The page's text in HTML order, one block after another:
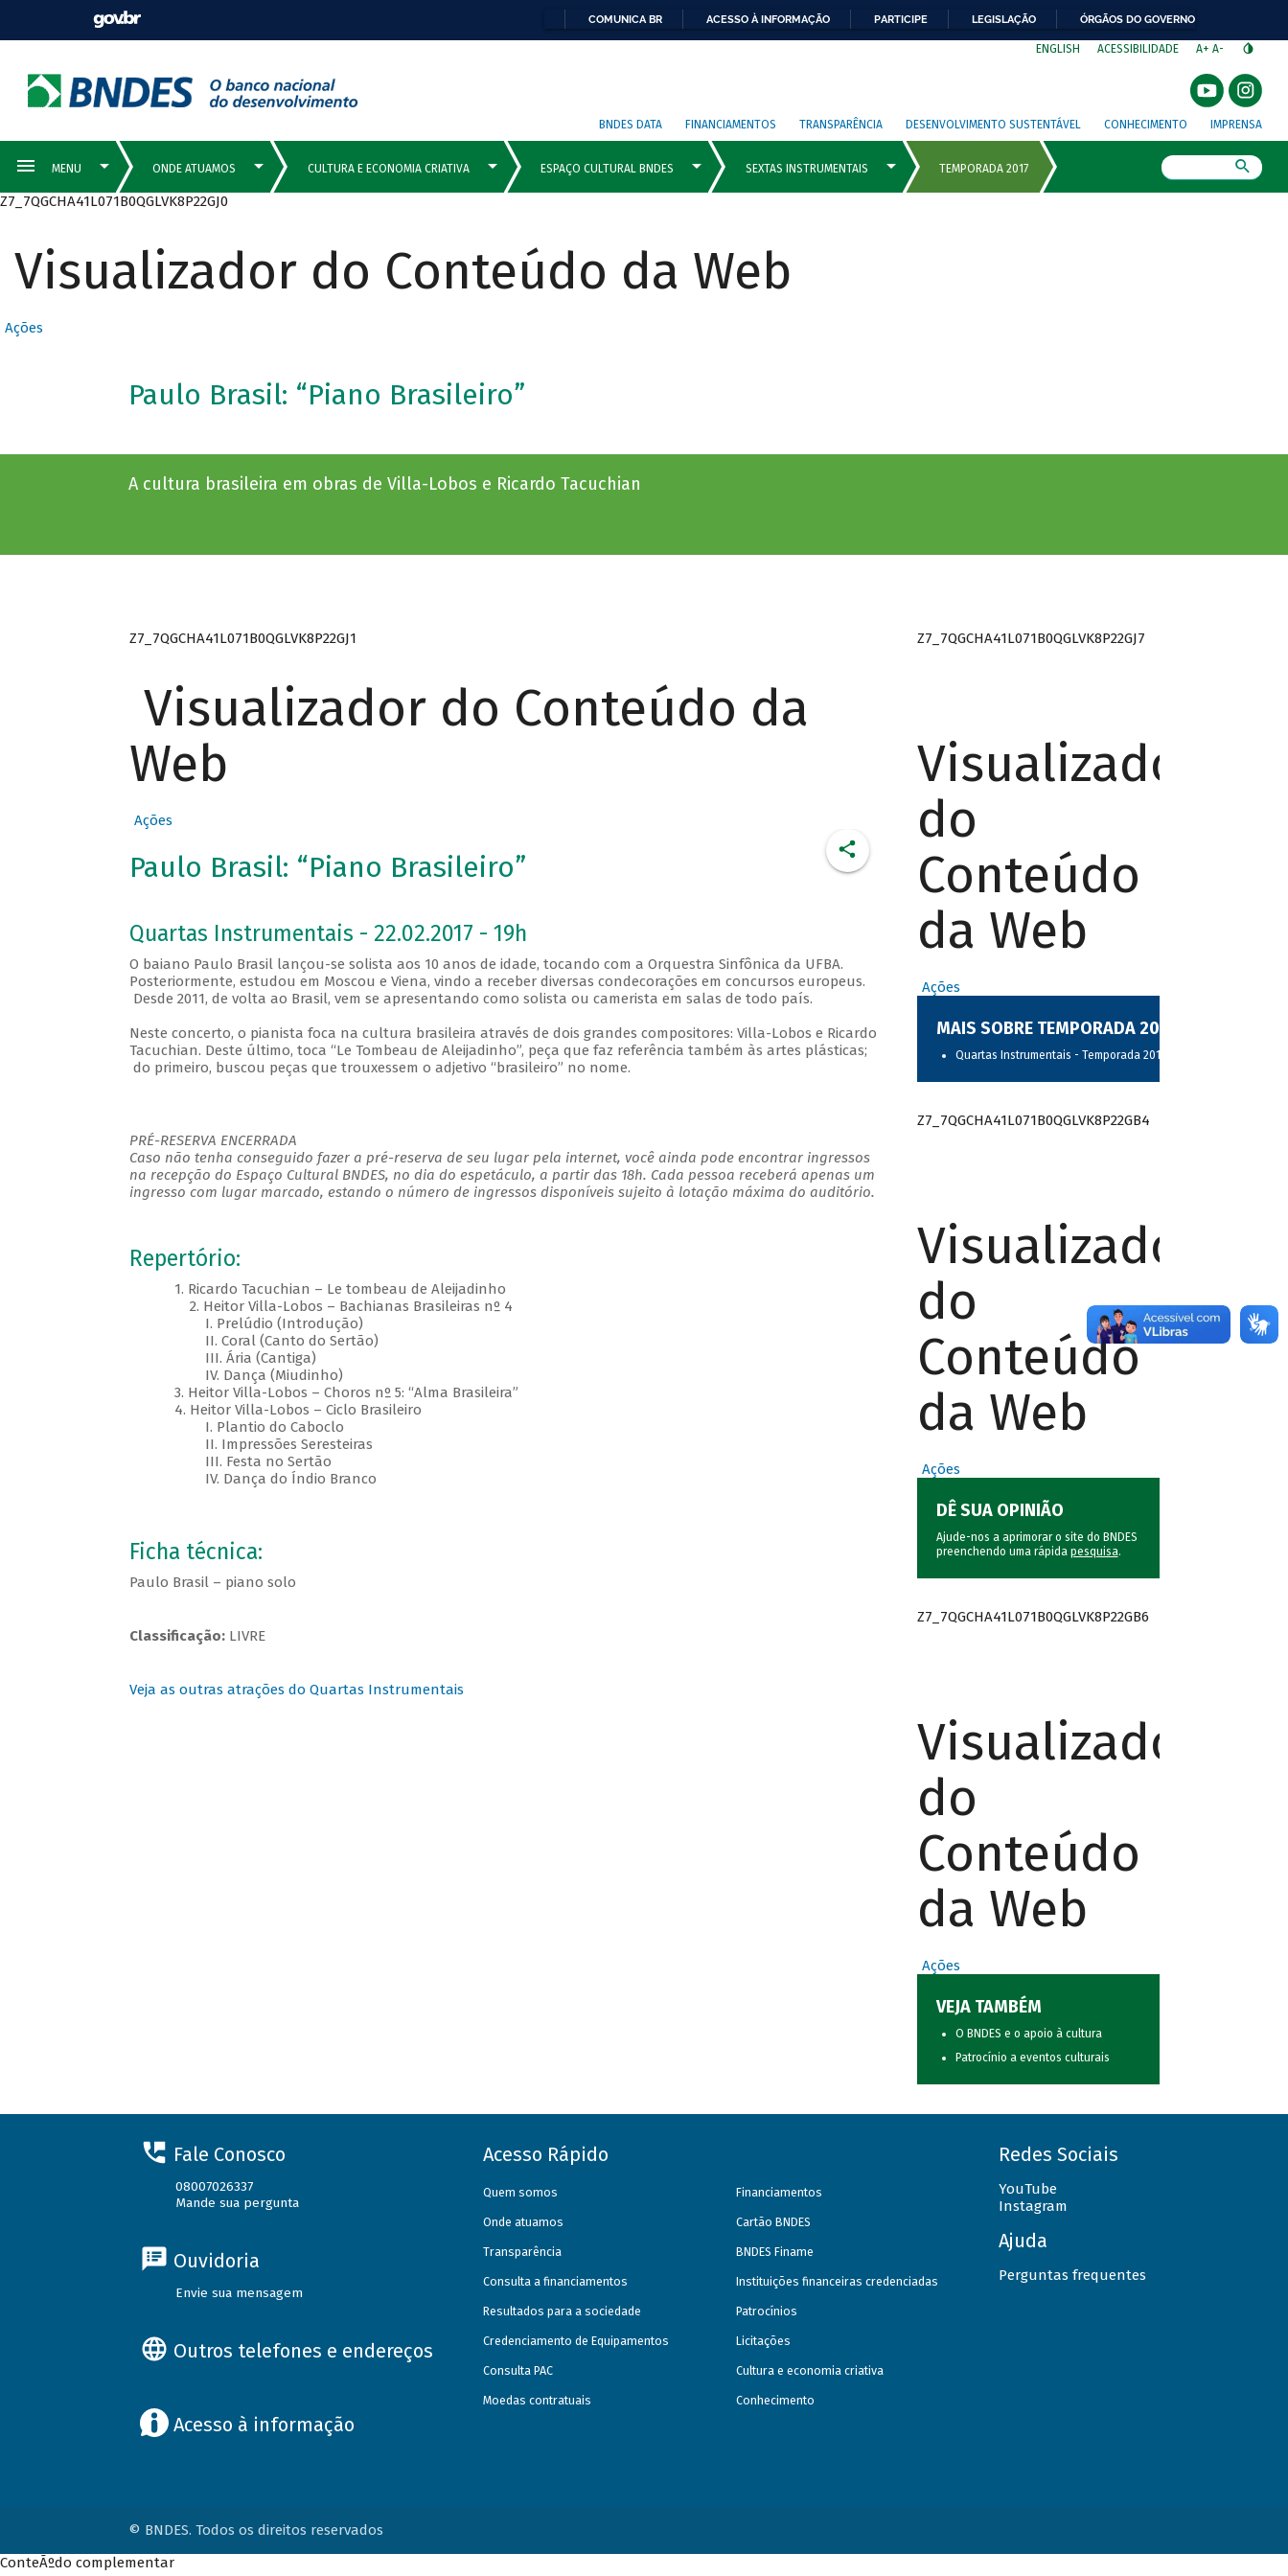
COMUNICA BR ACESSO À INFORMAÇÃO PARTICIPE LEGISLAÇÃO ÓRGÃOS DO GOVERNO
ENGLISH ACESSIBILIDADE A+ A-
BNDES DATA FINANCIAMENTOS TRANSPARÊNCIA DESENVOLVIMENTO SUSTENTÁVEL CONHECIMENTO IMPRENSA
Z7_7QGCHA41L071B0QGLVK8P22GJ0
Visualizador do Conteúdo da Web
Ações
Paulo Brasil: “Piano Brasileiro”
A cultura brasileira em obras de Villa-Lobos e Ricardo Tacuchian
Z7_7QGCHA41L071B0QGLVK8P22GJ1
Visualizador do Conteúdo da
Web
Ações
Paulo Brasil: “Piano Brasileiro”
Quartas Instrumentais - 22.02.2017 - 19h
O baiano Paulo Brasil lançou-se solista aos 10 anos de idade, tocando com a Orquestra Sinfônica da UFBA.
Posteriormente, estudou em Moscou e Viena, vindo a receber diversas condecorações em concursos europeus.
Desde 2011, de volta ao Brasil, vem se apresentando como solista ou camerista em salas de todo país.
Neste concerto, o pianista foca na cultura brasileira através de dois grandes compositores: Villa-Lobos e Ricardo
Tacuchian. Deste último, toca “Le Tombeau de Aleijadinho”, peça que faz referência também às artes plásticas;
do primeiro, buscou peças que trouxessem o adjetivo “brasileiro” no nome.
PRÉ-RESERVA ENCERRADA
Caso não tenha conseguido fazer a pré-reserva de seu lugar pela internet, você ainda pode encontrar ingressos
na recepção do Espaço Cultural BNDES, no dia do espetáculo, a partir das 18h. Cada pessoa receberá apenas um
ingresso com lugar marcado, estando o número de ingressos disponíveis sujeito à lotação máxima do auditório.
Repertório:
1. Ricardo Tacuchian – Le tombeau de Aleijadinho
2. Heitor Villa-Lobos – Bachianas Brasileiras nº 4
I. Prelúdio (Introdução)
II. Coral (Canto do Sertão)
III. Ária (Cantiga)
IV. Dança (Miudinho)
3. Heitor Villa-Lobos – Choros nº 5: “Alma Brasileira”
4. Heitor Villa-Lobos – Ciclo Brasileiro
I. Plantio do Caboclo
II. Impressões Seresteiras
III. Festa no Sertão
IV. Dança do Índio Branco
Ficha técnica:
Paulo Brasil – piano solo
Classificação:LIVRE
Veja as outras atrações do Quartas Instrumentais
Z7_7QGCHA41L071B0QGLVK8P22GJ7
Visualizador
do
Conteúdo
da Web
Ações
MAIS SOBRE TEMPORADA 2017
Quartas Instrumentais - Temporada 2017
Z7_7QGCHA41L071B0QGLVK8P22GB4
Visualizador
do
Conteúdo
da Web
Ações
DÊ SUA OPINIÃO
Ajude-nos a aprimorar o site do BNDES
preenchendo uma rápida pesquisa.
Z7_7QGCHA41L071B0QGLVK8P22GB6
Visualizador
do
Conteúdo
da Web
Ações
VEJA TAMBÉM
O BNDES e o apoio à cultura
Patrocínio a eventos culturais
Fale Conosco
08007026337
Mande sua pergunta
Ouvidoria
Envie sua mensagem
Outros telefones e endereços
Acesso à informação
Acesso Rápido
Quem somos
Onde atuamos
Transparência
Consulta a financiamentos
Resultados para a sociedade
Credenciamento de Equipamentos
Consulta PAC
Moedas contratuais
Financiamentos
Cartão BNDES
BNDES Finame
Instituições financeiras credenciadas
Patrocínios
Licitações
Cultura e economia criativa
Conhecimento
Redes Sociais
YouTube
Instagram
Ajuda
Perguntas frequentes
© BNDES. Todos os direitos reservados
ConteÃºdo complementar